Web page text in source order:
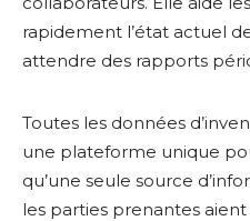
rapidement l’état actuel
attendre des rapports
Toutes les données
une plateforme unique
qu’une seule source
les parties prenantes